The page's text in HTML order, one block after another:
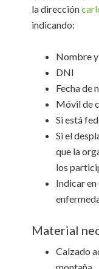
la dirección
indicando:
Nombre
DNI
Fecha de
Móvil de
Si está
Si el
que la
los
Indicar en
Material
Calzado
montaña